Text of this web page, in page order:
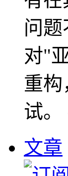
问
对"
重
试
文章